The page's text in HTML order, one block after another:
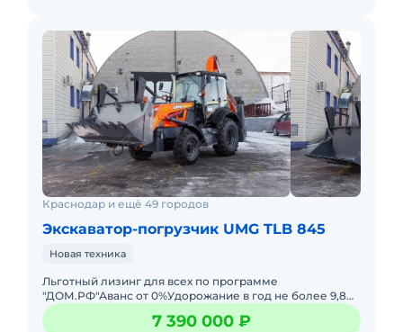
Краснодар и ещё 49 городов
Экскаватор-погрузчик UMG TLB 845
Новая техника
Льготный лизинг для всех по программе
"ДОМ.РФ"Аванс от 0%Удорожание в год не более 9,8%
Срок лизинга от 3 до 7 лет Лизингополучателями
могут быть: Бюджетные орг
7 390 000 ₽